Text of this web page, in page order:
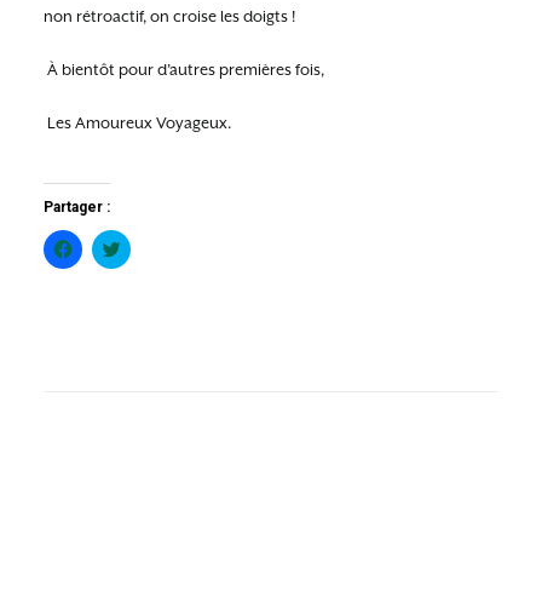
non rétroactif, on croise les doigts !
À bientôt pour d’autres premières fois,
Les Amoureux Voyageux.
Partager :
Cliquez
pour
Cliquez
pour